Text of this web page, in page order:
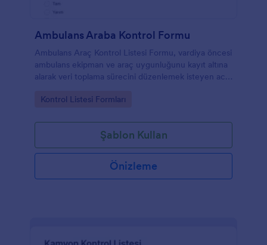
Ambulans Araba Kontrol Formu
Ambulans Araç Kontrol Listesi Formu, vardiya öncesi
ambulans ekipman ve araç uygunluğunu kayıt altına
alarak veri toplama sürecini düzenlemek isteyen acil
Go to Category:
Kontrol Listesi Formları
Şablon Kullan
Önizleme